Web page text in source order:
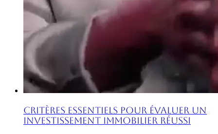
Critères Essentiels pour Évaluer un
Investissement Immobilier Réussi